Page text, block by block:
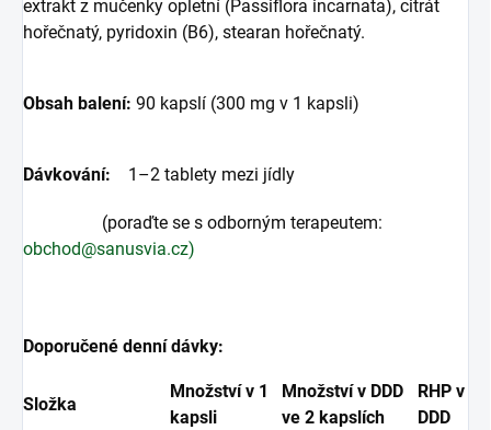
extrakt z mučenky opletní (Passiflora incarnata), citrát
hořečnatý, pyridoxin (B6), stearan hořečnatý.
Obsah balení: 90 kapslí (300 mg v 1 kapsli)
Dávkování: 1–2 tablety mezi jídly
(poraďte se s odborným terapeutem:
obchod@sanusvia.cz)
Doporučené denní dávky:
Složka
Množství v 1
kapsli
Množství v DDD
ve 2 kapslích
RHP v
DDD